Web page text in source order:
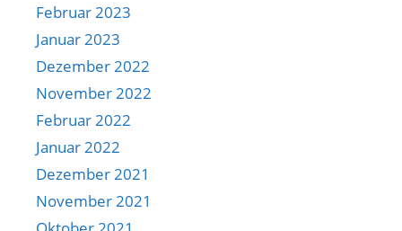
Februar 2023
Januar 2023
Dezember 2022
November 2022
Februar 2022
Januar 2022
Dezember 2021
November 2021